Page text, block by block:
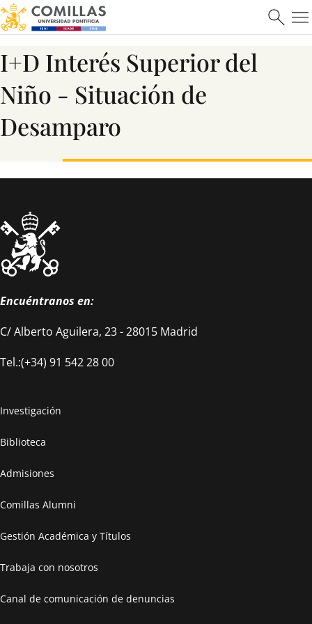
Saber más
ICAI
Ver más
Máster en Ciberseguridad
I+D Interés Superior del
Niño - Situación de
Desamparo
Encuéntranos en:
C/ Alberto Aguilera, 23 - 28015 Madrid
Tel.:(+34) 91 542 28 00
Investigación
Biblioteca
Admisiones
Comillas Alumni
Gestión Académica y Títulos
Trabaja con nosotros
Canal de comunicación de denuncias